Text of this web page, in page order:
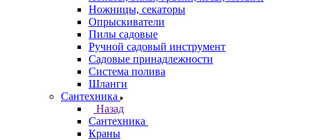
Ножницы, секаторы
Опрыскиватели
Пилы садовые
Ручной садовый инструмент
Садовые принадлежности
Система полива
Шланги
Сантехника
Назад
Сантехника
Краны